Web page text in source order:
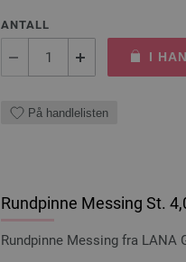
ANTALL
I
På handlelisten
Rundpinne Messing St.
Rundpinne Messing fra LANA